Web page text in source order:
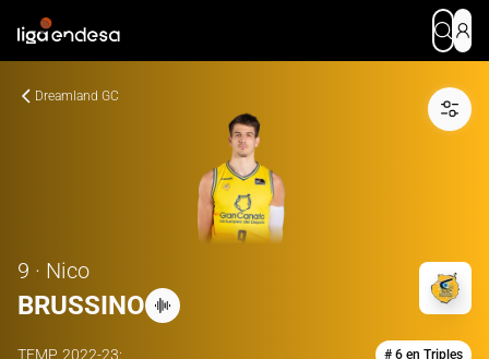
Dreamland GC
9 · Nico
BRUSSINO
TEMP. 2022-23: # 6 en Triples